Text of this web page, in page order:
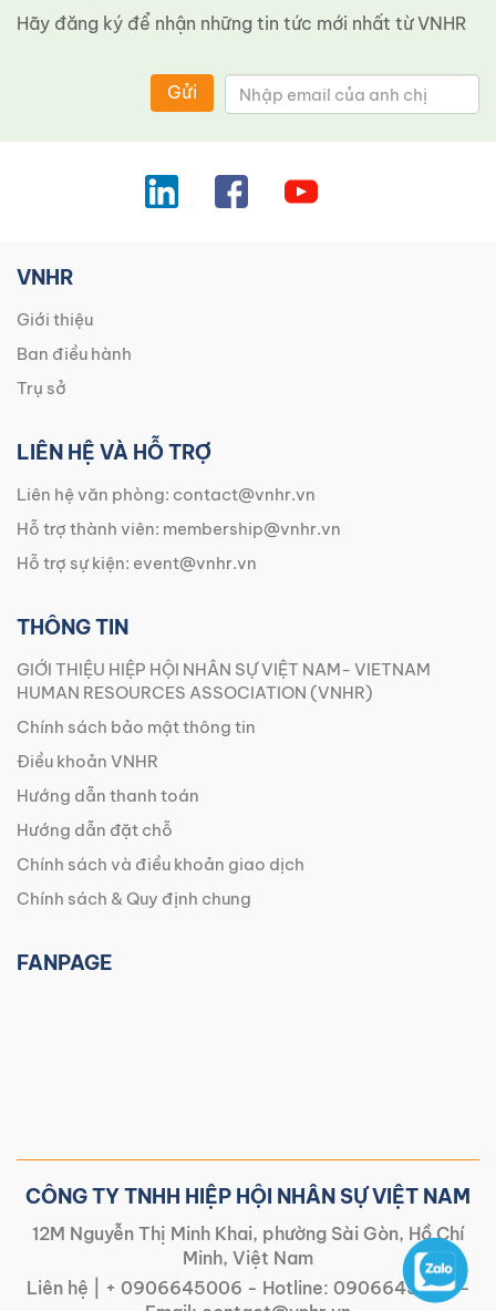
Hãy đăng ký để nhận những tin tức mới nhất từ ​​VNHR
Gửi
VNHR
Giới thiệu
Ban điều hành
Trụ sở
LIÊN HỆ VÀ HỖ TRỢ
Liên hệ văn phòng: contact@vnhr.vn
Hỗ trợ thành viên: membership@vnhr.vn
Hỗ trợ sự kiện: event@vnhr.vn
THÔNG TIN
GIỚI THIỆU HIỆP HỘI NHÂN SỰ VIỆT NAM- VIETNAM
HUMAN RESOURCES ASSOCIATION (VNHR)
Chính sách bảo mật thông tin
Điều khoản VNHR
Hướng dẫn thanh toán
Hướng dẫn đặt chỗ
Chính sách và điều khoản giao dịch
Chính sách & Quy định chung
FANPAGE
CÔNG TY TNHH HIỆP HỘI NHÂN SỰ VIỆT NAM
12M Nguyễn Thị Minh Khai, phường Sài Gòn, Hồ Chí
Minh, Việt Nam
Liên hệ |
+ 0906645006 - Hotline: 0906645006-